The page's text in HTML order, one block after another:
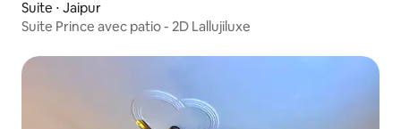
Suite ⋅ Jaipur
Suite Prince avec patio - 2D Lallujiluxe